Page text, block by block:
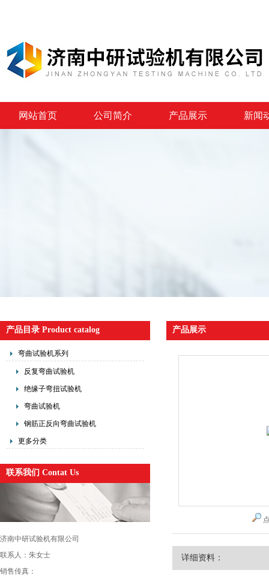
网站首页 公司简介 产品展示 新闻
产品目录 Product catalog
弯曲试验机系列
反复弯曲试验机
绝缘子弯扭试验机
弯曲试验机
钢筋正反向弯曲试验机
更多分类
联系我们 Contat Us
济南中研试验机有限公司
联系人：朱女士
销售传真：
产品展示
详细资料：